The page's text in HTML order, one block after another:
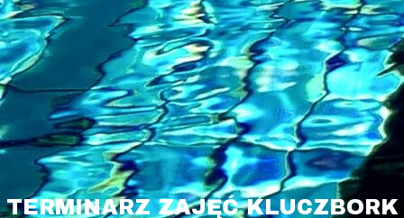
TERMINARZ ZAJĘĆ KLUCZBORK